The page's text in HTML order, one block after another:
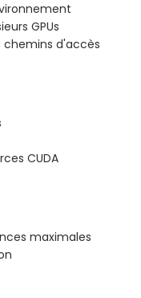
GPUs
chemins d'accès
CUDA
maximales